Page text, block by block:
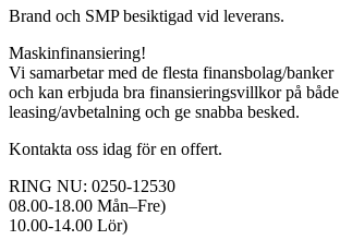
Brand och SMP besiktigad vid leverans.
Maskinfinansiering!
Vi samarbetar med de flesta finansbolag/banker
och kan erbjuda bra finansieringsvillkor på både
leasing/avbetalning och ge snabba besked.
Kontakta oss idag för en offert.
RING NU: 0250-12530
08.00-18.00 Mån–Fre)
10.00-14.00 Lör)